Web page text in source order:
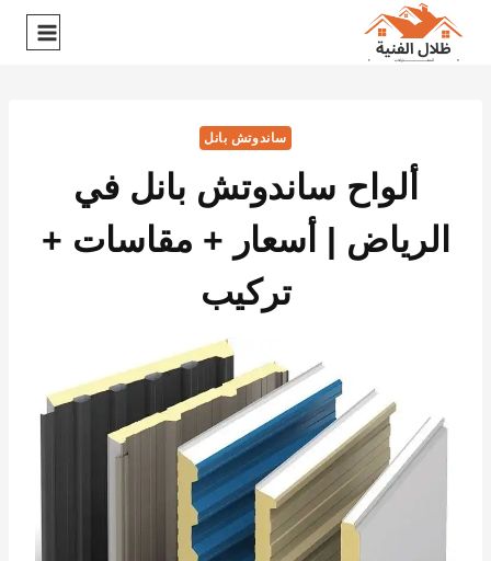
ساندوتش بانل
ألواح ساندوتش بانل في
الرياض | أسعار + مقاسات +
تركيب